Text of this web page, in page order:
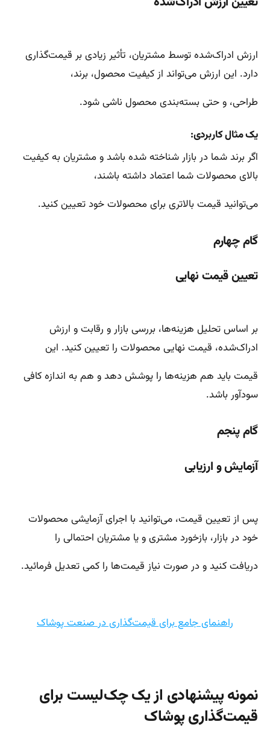
ارزش ادراک‌شده توسط مشتریان، تأثیر زیادی بر قیمت‌گذاری
دارد. این ارزش می‌تواند از کیفیت محصول، برند،
طراحی، و حتی بسته‌بندی محصول ناشی شود.
یک مثال کاربردی:
اگر برند شما در بازار شناخته شده باشد و مشتریان به کیفیت
بالای محصولات شما اعتماد داشته باشند،
می‌توانید قیمت بالاتری برای محصولات خود تعیین کنید.
گام چهارم
تعیین قیمت نهایی
بر اساس تحلیل هزینه‌ها، بررسی بازار و رقابت و ارزش
ادراک‌شده، قیمت نهایی محصولات را تعیین کنید. این
قیمت باید هم هزینه‌ها را پوشش دهد و هم به اندازه کافی
سودآور باشد.
گام پنجم
آزمایش و ارزیابی
پس از تعیین قیمت، می‌توانید با اجرای آزمایشی محصولات
خود در بازار، بازخورد مشتری و یا مشتریان احتمالی را
دریافت کنید و در صورت نیاز قیمت‌ها را کمی تعدیل فرمائید.
راهنمای جامع برای قیمت‌گذاری در صنعت پوشاک
نمونه پیشنهادی از یک چک‌لیست برای
قیمت‌گذاری پوشاک